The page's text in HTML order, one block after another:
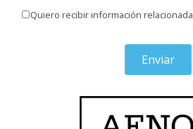
Quiero recibir información relacionada
Enviar